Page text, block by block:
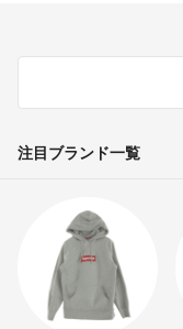
注目ブランド一覧